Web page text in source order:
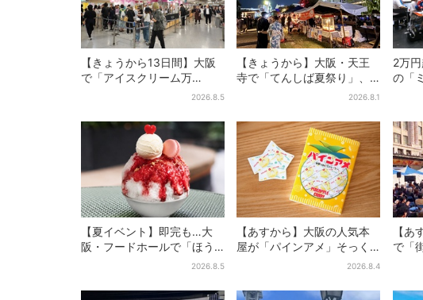
【きょうから13日間】大阪
で「アイスクリーム万
博」、全国34ブランド・
ソフト」に行列
2026.8.5
【きょうから】大阪・天王
寺で「てんしば夏祭り」、
縁日や盆踊り…涼しいスプラ
2026.8.1
2万
の「
に全
いた
【夏イベント】即完も…大
阪・フードホールで「ほう
せき箱」の“限定かき氷”が復
2026.8.5
【あすから】大阪の人気本
屋が「パインアメ」そっく
りのブックカバー開発、梅
2026.8.4
【あ
で「
USJ
料で